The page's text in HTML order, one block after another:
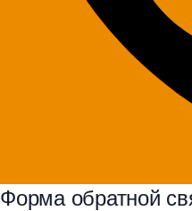
Форма обратной